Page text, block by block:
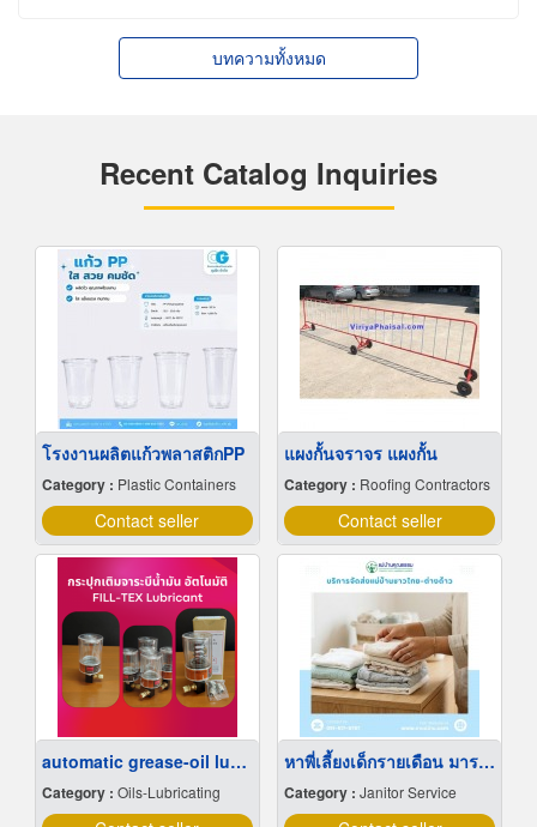
บทความทั้งหมด
Recent Catalog Inquiries
โรงงานผลิตแก้วพลาสติกPP
Category : Plastic Containers
Contact seller
แผงกั้นจราจร แผงกั้น
Category : Roofing Contractors
Contact seller
automatic grease-oil lubricator
Category : Oils-Lubricating
หาพี่เลี้ยงเด็กรายเดือน มารยาทดี
Category : Janitor Service